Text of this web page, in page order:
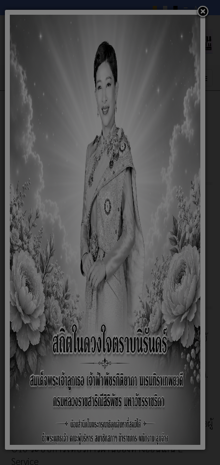
ติดต่อเรา
SUBMIT
8.1 ข้อมูลพื้นฐาน
O1 โครงสร้างองค์กร
O2 ข้อมูลผู้บริหาร
O3 ข้อมูลการติดต่อและช่องทางการสอบถาม
Q&A
O4 ข่าวประชาสัมพันธ์
การเปิดเผยข้อมูลการใช้จ่ายเงินสะสม องค์การบริหาร
ส่วนตำบลฟ้าห่วน ประจำปีงบประมาณ 2569
8.2 การบริหารงาน
O5 แผนยุทธศาสตร์หรือแผนพัฒนาหน่วยงาน
O6 แผนและความก้าวหน้าในการดำเนินงานและการใช้
จ่ายงบประมาณประจำปี2569
แผนการใช้จ่ายงบประมาณประจำปี
O7 รายงานผลการดำเนินงานประจำปีงบประมาณ พ.ศ.
2568
รายงานผลการใช้จ่ายงบประมาณประจำปี
O8 คู่มือหรือแนวทางการปฏิบัติงานของเจ้าหน้าที่
O9 คู่มือหรือแนวทางการให้บริการสำหรับผู้บริหารหรือผู้
มาติดต่อ
O10 ระบบการให้บริการผ่านช่องทางออนไลน์ E-
Service